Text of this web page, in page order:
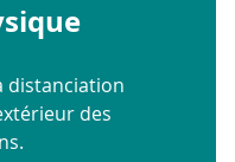
distanciation
des